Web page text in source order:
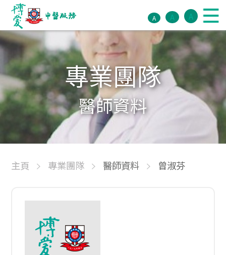
A A A
專業團隊
醫師資料
主頁 專業團隊 醫師資料 曾淑芬